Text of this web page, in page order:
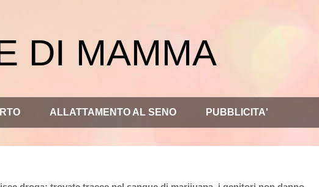
DI MAMMA
ALLATTAMENTO AL SENO PUBBLICITA'